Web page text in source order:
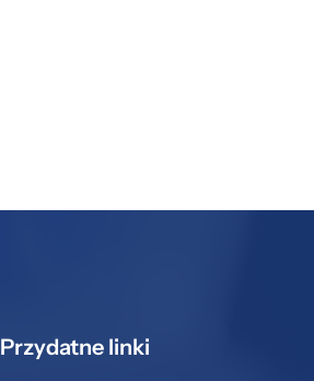
Przydatne linki